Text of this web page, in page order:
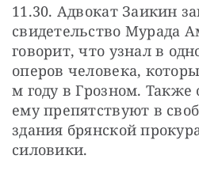
11.30. Адвокат Заикин
свидетельство Мурада
говорит, что узнал в
оперов человека,
м году в Грозном. Также
ему препятствуют в
здания брянской
силовики.